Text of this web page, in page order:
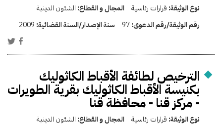
نوع الوثيقة: قرارات رئاسية المجال و القطاع: الشئون الدينية
رقم الوثيقة/رقم الدعوى:97 سنة الإصدار/السنة القضائية: 2009
الترخيص لطائفة الأقباط الكاثوليك
بكنيسة الأقباط الكاثوليك بقرية الطويرات
- مركز قنا - محافظة قنا
نوع الوثيقة: قرارات رئاسية المجال و القطاع: الشئون الدينية